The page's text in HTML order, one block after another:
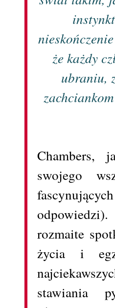
że każdy
ubraniu,
Chambers,
swojego
rozmaite
życia i
stawiania